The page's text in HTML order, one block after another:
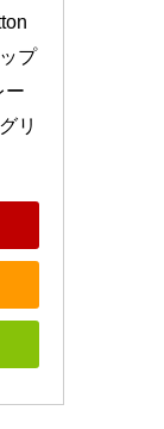
プ
ー
リ